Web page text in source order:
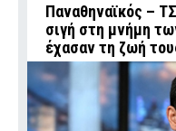
Παναθηναϊκός –
σιγή στη μνήμη
έχασαν τη ζωή